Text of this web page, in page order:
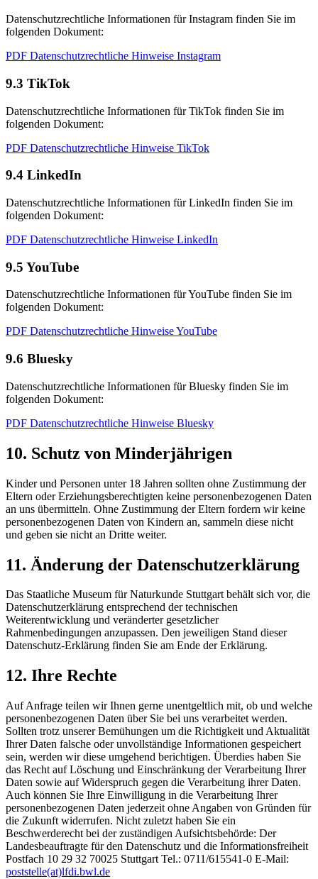
Datenschutzrechtliche Informationen für Instagram finden Sie im
folgenden Dokument:
PDF Datenschutzrechtliche Hinweise Instagram
9.3 TikTok
Datenschutzrechtliche Informationen für TikTok finden Sie im
folgenden Dokument:
PDF Datenschutzrechtliche Hinweise TikTok
9.4 LinkedIn
Datenschutzrechtliche Informationen für LinkedIn finden Sie im
folgenden Dokument:
PDF Datenschutzrechtliche Hinweise LinkedIn
9.5 YouTube
Datenschutzrechtliche Informationen für YouTube finden Sie im
folgenden Dokument:
PDF Datenschutzrechtliche Hinweise YouTube
9.6 Bluesky
Datenschutzrechtliche Informationen für Bluesky finden Sie im
folgenden Dokument:
PDF Datenschutzrechtliche Hinweise Bluesky
10. Schutz von Minderjährigen
Kinder und Personen unter 18 Jahren sollten ohne Zustimmung der
Eltern oder Erziehungsberechtigten keine personenbezogenen Daten
an uns übermitteln. Ohne Zustimmung der Eltern fordern wir keine
personenbezogenen Daten von Kindern an, sammeln diese nicht
und geben sie nicht an Dritte weiter.
11. Änderung der Datenschutzerklärung
Das Staatliche Museum für Naturkunde Stuttgart behält sich vor, die
Datenschutzerklärung entsprechend der technischen
Weiterentwicklung und veränderter gesetzlicher
Rahmenbedingungen anzupassen. Den jeweiligen Stand dieser
Datenschutz-Erklärung finden Sie am Ende der Erklärung.
12. Ihre Rechte
Auf Anfrage teilen wir Ihnen gerne unentgeltlich mit, ob und welche
personenbezogenen Daten über Sie bei uns verarbeitet werden.
Sollten trotz unserer Bemühungen um die Richtigkeit und Aktualität
Ihrer Daten falsche oder unvollständige Informationen gespeichert
sein, werden wir diese umgehend berichtigen. Überdies haben Sie
das Recht auf Löschung und Einschränkung der Verarbeitung Ihrer
Daten sowie auf Widerspruch gegen die Verarbeitung ihrer Daten.
Auch können Sie Ihre Einwilligung in die Verarbeitung Ihrer
personenbezogenen Daten jederzeit ohne Angaben von Gründen für
die Zukunft widerrufen. Nicht zuletzt haben Sie ein
Beschwerderecht bei der zuständigen Aufsichtsbehörde: Der
Landesbeauftragte für den Datenschutz und die Informationsfreiheit
Postfach 10 29 32 70025 Stuttgart Tel.: 0711/615541-0 E-Mail:
poststelle(at)lfdi.bwl.de